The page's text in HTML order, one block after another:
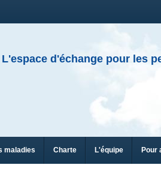
L'espace d'échange pour les
maladies Charte L'équipe Pour